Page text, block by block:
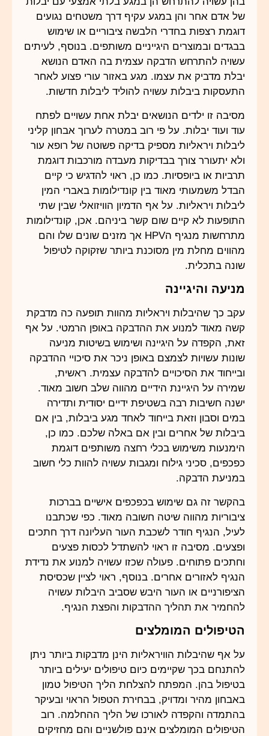
של אדם אחר והן במגע עקיף דרך משטחים נגועים
דוגמת רצפות בחדרי הלבשה ציבוריים או שימוש
בבגדים ובמוצרים היגייניים משותפים. בנוסף, לעיתים
עשויה להתרחש הדבקה עצמית בה האדם הנושא
יבלת מדביק את עצמו. מגע באזור עורי פצוע לאחר
התעסקות ביבלות עשויה להוליד ליבלות חדשות.
מסיבה זו ילדים הנושאים יבלת אחת עשויים לפתח
עוד ועוד יבלות. על פי רוב במטרה לערוך אבחון קליני
ליבלות ויראליות מספיק בדיקה פשוטה של רופא עור
ולא יתעורר צורך בבדיקות מעבדה מורכבות דוגמת
תרביות או ביופסיות. כמו כן, ראוי להדגיש כי קיים
הבדל משמעותי מאוד בין קונדילומות באברי המין
ליבלות ויראליות. על אף הדמיון הוויזואלי שבין שתי
התופעות לא קיים שום קשר ביניהם. אכן, קונדילומות
מתרחשות מנגיף הHPV אך מזנים שונים שלו והם
מהווים מחלת מין מסוכנת ביותר שזקוקה לטיפול
שונה בתכלית.
מניעה והיגיינה
עקב כך שהיבלות ויראליות מהוות תופעה כה מדבקת
קשה מאוד למנוע את ההדבקה באופן הרמטי. על אף
זאת, הקפדה על היגיינה ושימוש בשיטות מניעה
שונות עשויות לצמצם באופן ניכר את סיכויי ההדבקה
ובייחוד את הסיכויים להדבקה עצמית. ראשית,
שמירה על היגיינת הידיים מהווה שלב חשוב מאוד.
ישנה חשיבות רבה בשטיפת ידיים יסודית ותדירה
במים וסבון וזאת בייחוד לאחד מגע ביבלות, בין אם
ביבלות של אחרים ובין אם באלה שלכם. כמו כן,
הימנעות משימוש בכלי רחצה משותפים דוגמת
כפכפים, סכיני גילוח ומגבות עשויה להוות כלי חשוב
במניעת הדבקה.
בהקשר זה גם שימוש בכפכפים אישיים בברכות
ציבוריות מהווה שיטה חשובה מאוד. כפי שכתבנו
לעיל, הנגיף חודר לשכבת העור העליונה דרך חתכים
ופצעים. מסיבה זו ראוי להשתדל לכסות פצעים
וחתכים פתוחים. פעולה שכזו עשויה למנוע את נדידת
הנגיף לאזורים אחרים. בנוסף, ראוי לציין שכסיסת
הציפורניים או העור היבש שסביב היבלות עשויה
להחמיר את תהליך ההדבקות והפצת הנגיף.
הטיפולים המומלצים
על אף שהיבלות הוויראליות הינן מדבקות ביותר ניתן
להתנחם בכך שקיימים כיום טיפולים יעילים ביותר
בטיפול בהן. המפתח להצלחת הליך הטיפול טמון
באבחון מהיר ומדויק, בבחירת הטפול הראוי ובעיקר
בהתמדה והקפדה לאורכו של הליך ההחלמה. רוב
הטיפולים המומלצים אינם פולשניים והם מחזיקים